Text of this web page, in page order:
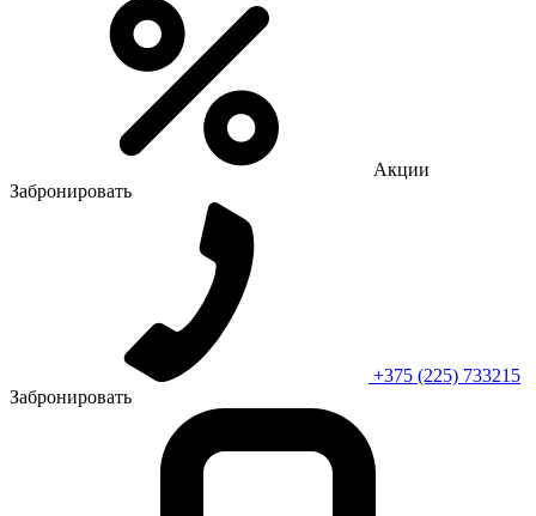
Акции
Забронировать
+375 (225) 733215
Забронировать